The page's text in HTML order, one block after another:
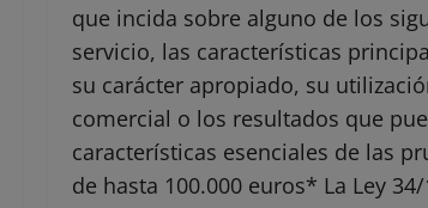
que incida sobre alguno de los
servicio, las características
su carácter apropiado, su
comercial o los resultados que
características esenciales de las
de hasta 100.000 euros* La Ley